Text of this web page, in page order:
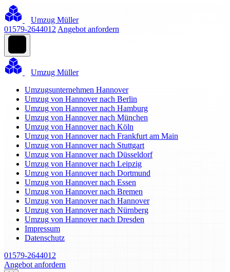
Umzug Müller
01579-2644012 Angebot anfordern
Umzug Müller
Umzugsunternehmen Hannover
Umzug von Hannover nach Berlin
Umzug von Hannover nach Hamburg
Umzug von Hannover nach München
Umzug von Hannover nach Köln
Umzug von Hannover nach Frankfurt am Main
Umzug von Hannover nach Stuttgart
Umzug von Hannover nach Düsseldorf
Umzug von Hannover nach Leipzig
Umzug von Hannover nach Dortmund
Umzug von Hannover nach Essen
Umzug von Hannover nach Bremen
Umzug von Hannover nach Hannover
Umzug von Hannover nach Nürnberg
Umzug von Hannover nach Dresden
Impressum
Datenschutz
01579-2644012
Angebot anfordern